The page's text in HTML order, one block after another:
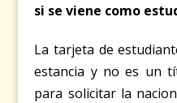
si se viene como
La tarjeta de
estancia y no es un
para solicitar la